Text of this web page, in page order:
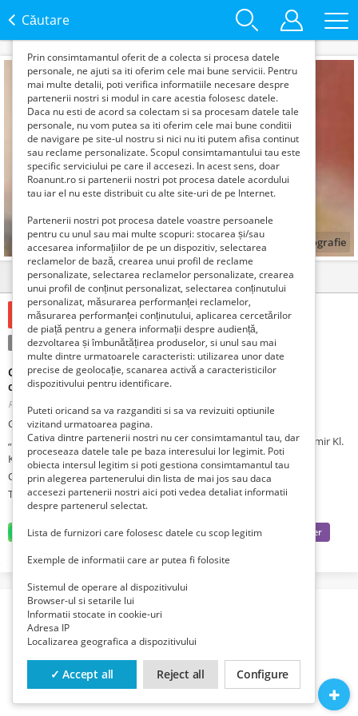
Căutare
fotografie
Detalii Contact
Verifica cu vanzatorul
Tranzacţie:Cumpără
CUMPAR CARTEA „Amintiri pentru viitor 2951 de zile în
captivitatea sovietică
Romania, Bucuresti, Bucuresti, Publicat 1 lună zi în urmă
CUMPĂR CARTEA:
„Amintiri pentru viitor 2951 de zile în captivitatea sovietică", Vladimir Kl.
Kiriţescu, Editura Detectiv, 2008.
OFER PREȚ CORECT ȘI CUMPĂR MAI MULTE EXEMPLARE.
Telefon: 0730165329!
date sunt folosite pentru analizarea traffic-ului pe site-ul
Prin consimtamantul oferit de a colecta si procesa datele
personale, ne ajuti sa iti oferim cele mai bune servicii. Pentru
mai multe detalii, poti verifica informatiile necesare despre
partenerii nostri si modul in care acestia folosesc datele.
Daca nu esti de acord sa colectam si sa procesam datele tale
personale, nu vom putea sa iti oferim cele mai bune conditii
de navigare pe site-ul nostru si nici nu iti putem afisa continut
sau reclame personalizate. Scopul consimtamantului tau este
specific serviciului pe care il accesezi. In acest sens, doar
Roanunt.ro si partenerii nostri pot procesa datele acordului
tau iar el nu este distribuit cu alte site-uri de pe Internet.
Partenerii nostri pot procesa datele voastre persoanele
pentru cu unul sau mai multe scopuri: stocarea și/sau
accesarea informațiilor de pe un dispozitiv, selectarea
reclamelor de bază, crearea unui profil de reclame
personalizate, selectarea reclamelor personalizate, crearea
unui profil de conținut personalizat, selectarea conținutului
personalizat, măsurarea performanței reclamelor,
măsurarea performanței conținutului, aplicarea cercetărilor
de piață pentru a genera informații despre audiență,
dezvoltarea și îmbunătățirea produselor, si unul sau mai
multe dintre urmatoarele caracteristi: utilizarea unor date
precise de geolocație, scanarea activă a caracteristicilor
dispozitivului pentru identificare.
Puteti oricand sa va razganditi si sa va revizuiti optiunile
vizitand urmatoarea pagina.
Cativa dintre partenerii nostri nu cer consimtamantul tau, dar
proceseaza datele tale pe baza interesului lor legimit. Poti
obiecta intersul legitim si poti gestiona consimtamantul tau
prin alegerea partenerului din lista de mai jos sau daca
accesezi partenerii nostri aici poti vedea detaliat informatii
despre partenerul selectat.
Lista de furnizori care folosesc datele cu scop legitim
Exemple de informatii care ar putea fi folosite
Sistemul de operare al dispozitivului
Browser-ul si setarile lui
Informatii stocate in cookie-uri
Adresa IP
Localizarea geografica a dispozitivului
✓ Accept all Reject all Configure